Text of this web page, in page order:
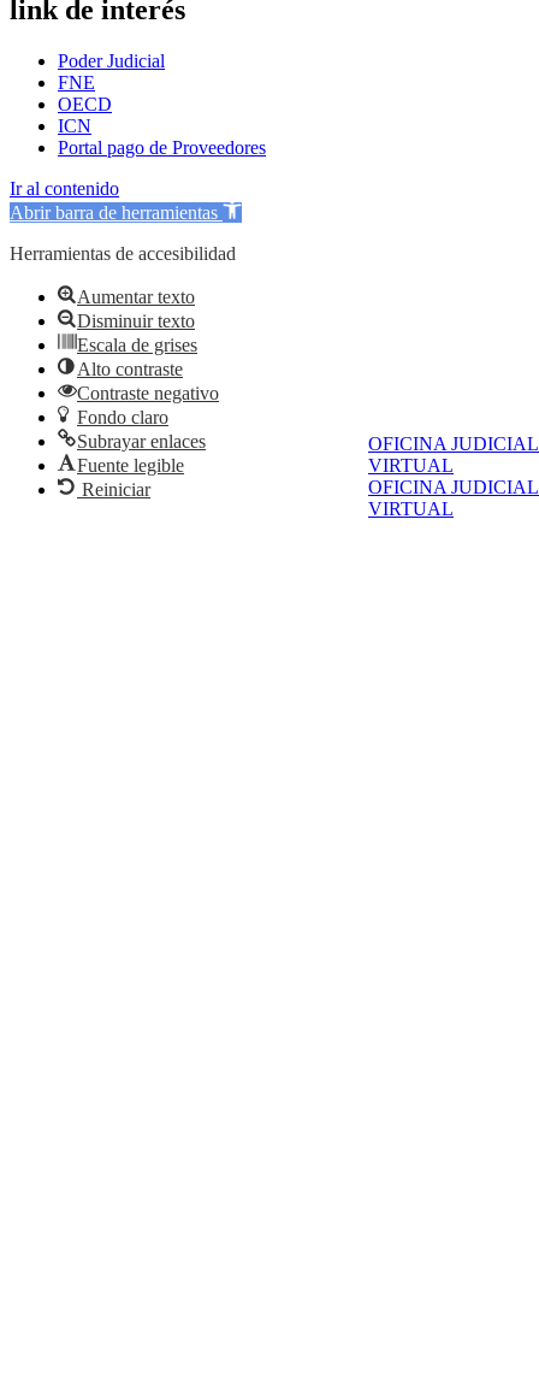
OFICINA JUDICIAL
VIRTUAL
OFICINA JUDICIAL
VIRTUAL
link de interés
Poder Judicial
FNE
OECD
ICN
Portal pago de Proveedores
Ir al contenido
Abrir barra de herramientas
Herramientas de accesibilidad
Aumentar texto
Disminuir texto
Escala de grises
Alto contraste
Contraste negativo
Fondo claro
Subrayar enlaces
Fuente legible
Reiniciar